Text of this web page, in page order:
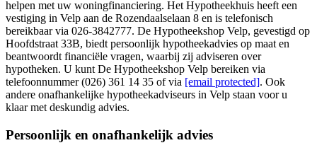
helpen met uw woningfinanciering. Het Hypotheekhuis heeft een
vestiging in Velp aan de Rozendaalselaan 8 en is telefonisch
bereikbaar via 026-3842777. De Hypotheekshop Velp, gevestigd op
Hoofdstraat 33B, biedt persoonlijk hypotheekadvies op maat en
beantwoordt financiële vragen, waarbij zij adviseren over
hypotheken. U kunt De Hypotheekshop Velp bereiken via
telefoonnummer (026) 361 14 35 of via [email protected]. Ook
andere onafhankelijke hypotheekadviseurs in Velp staan voor u
klaar met deskundig advies.
Persoonlijk en onafhankelijk advies